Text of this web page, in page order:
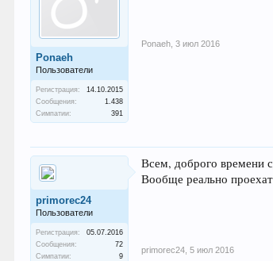
Ponaeh
Пользователи
Регистрация:
14.10.2015
Сообщения:
1.438
Симпатии:
391
Ponaeh 3 июл 2016
primorec24
Пользователи
Регистрация:
05.07.2016
Сообщения:
72
Симпатии:
9
Всем, доброго времени
Вообще реально
primorec24 5 июл 2016